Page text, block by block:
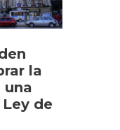
la
una
de